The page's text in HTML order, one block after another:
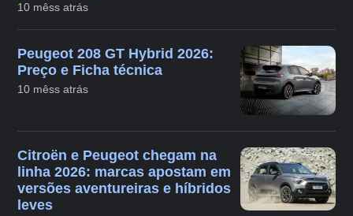
10 mêss atrás
Peugeot 208 GT Hybrid 2026:
Preço e Ficha técnica
10 mêss atrás
Citroën e Peugeot chegam na
linha 2026: marcas apostam em
versões aventureiras e híbridos
leves